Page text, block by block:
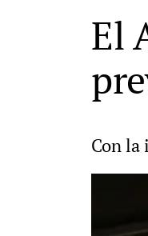
El
Con la